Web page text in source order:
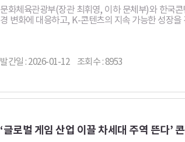
문화체육관광부(장관 최휘영, 이하 문체부)와 한국
경 변화에 대응하고, K-콘텐츠의 지속 가능한 성장
발간일 : 2026-01-12 조회수 : 8953
‘글로벌 게임 산업 이끌 차세대 주역 뜬다’